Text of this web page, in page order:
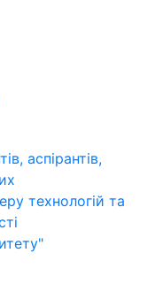
аспірантів,
технологій та